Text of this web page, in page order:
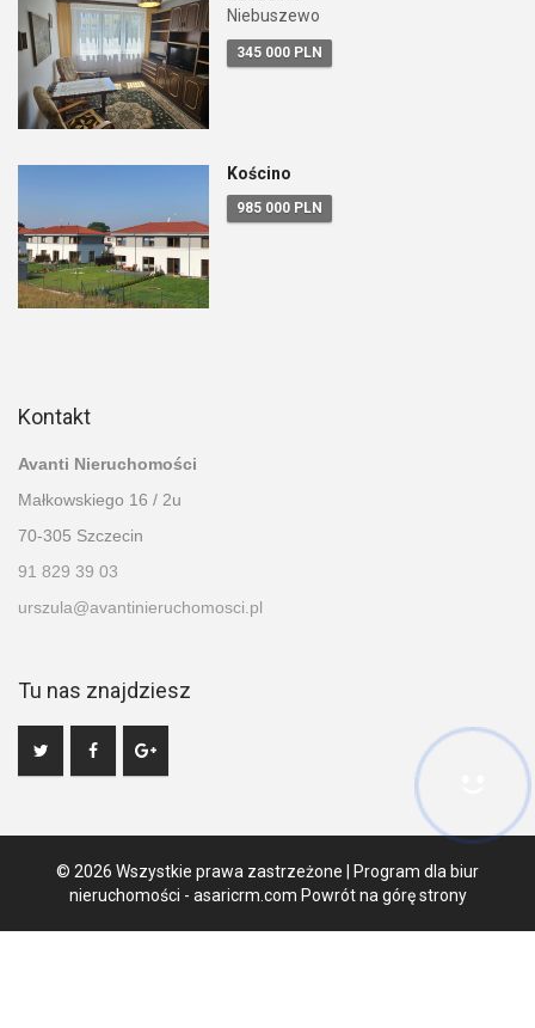
Niebuszewo
345 000 PLN
Kościno
985 000 PLN
Kontakt
Avanti Nieruchomości
Małkowskiego 16 / 2u
70-305 Szczecin
91 829 39 03
urszula@avantinieruchomosci.pl
Tu nas znajdziesz
© 2026 Wszystkie prawa zastrzeżone | Program dla biur
nieruchomości - asaricrm.com Powrót na górę strony